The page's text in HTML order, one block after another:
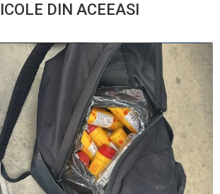
DIN ACEEASI